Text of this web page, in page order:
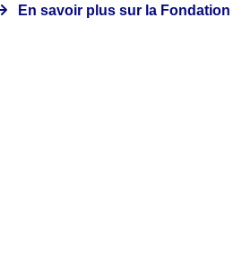
En savoir plus sur la Fondation